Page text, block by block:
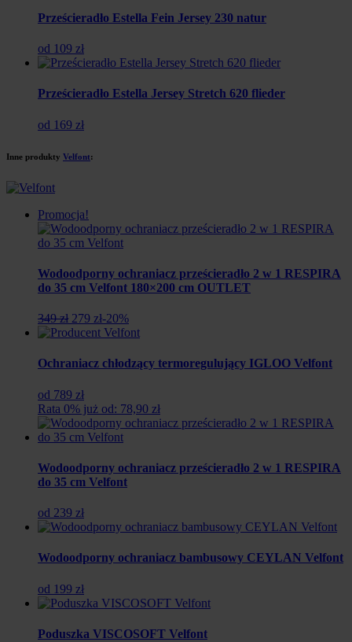
Prześcieradło Estella Fein Jersey 230 natur
od 109 zł
Prześcieradło Estella Jersey Stretch 620 flieder
od 169 zł
Inne produkty Velfont:
Promocja!
Wodoodporny ochraniacz prześcieradło 2 w 1 RESPIRA
do 35 cm Velfont 180×200 cm OUTLET
349 zł Pierwotna
cena
349
279 złAktualna
cena
279
-20%
Ochraniacz chłodzący termoregulujący IGLOO Velfont
od 789 zł
Rata 0% już od: 78,90 zł
Wodoodporny ochraniacz prześcieradło 2 w 1 RESPIRA
do 35 cm Velfont
od 239 zł
Wodoodporny ochraniacz bambusowy CEYLAN Velfont
od 199 zł
Poduszka VISCOSOFT Velfont